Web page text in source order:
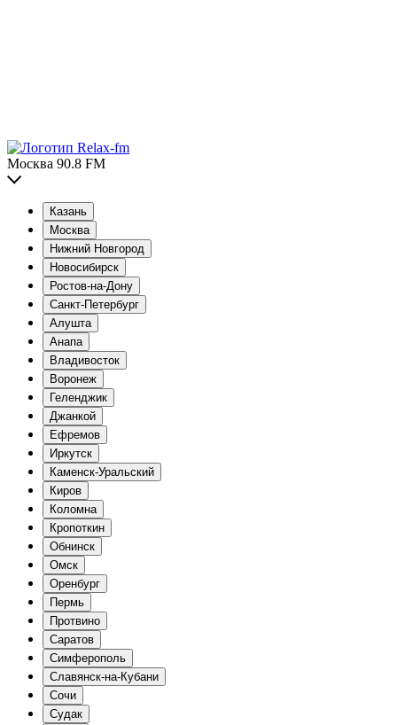
Москва 90.8 FM
Казань
Москва
Нижний Новгород
Новосибирск
Ростов-на-Дону
Санкт-Петербург
Алушта
Анапа
Владивосток
Воронеж
Геленджик
Джанкой
Ефремов
Иркутск
Каменск-Уральский
Киров
Коломна
Кропоткин
Обнинск
Омск
Оренбург
Пермь
Протвино
Саратов
Симферополь
Славянск-на-Кубани
Сочи
Судак